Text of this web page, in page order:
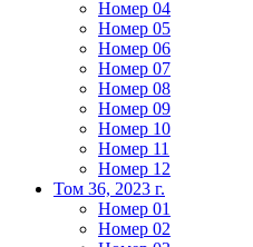
Номер 04
Номер 05
Номер 06
Номер 07
Номер 08
Номер 09
Номер 10
Номер 11
Номер 12
Том 36, 2023 г.
Номер 01
Номер 02